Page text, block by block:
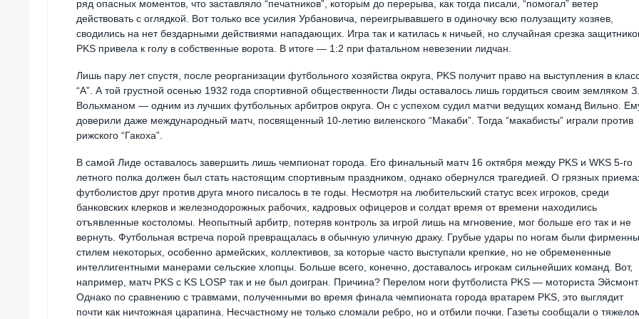
ряд опасных моментов, что заставляло “печатников”, которым до перерыва, как тогда писали, “помогал” ветер
действовать с оглядкой. Вот только все усилия Урбановича, переигрывавшего в одиночку всю полузащиту хозяев,
сводились на нет бездарными действиями нападающих. Игра так и катилась к ничьей, но случайная срезка
PKS привела к голу в собственные ворота. В итоге — 1:2 при фатальном невезении лидчан.
Лишь пару лет спустя, после реорганизации футбольного хозяйства округа, PKS получит право на выступления в
“А”. А той грустной осенью 1932 года спортивной общественности Лиды оставалось лишь гордиться своим земляком З.
Вольхманом — одним из лучших футбольных арбитров округа. Он с успехом судил матчи ведущих команд Вильно.
доверили даже международный матч, посвященный 10-летию виленского “Макаби”. Тогда “макабисты” играли против
рижского “Гакоха”.
В самой Лиде оставалось завершить лишь чемпионат города. Его финальный матч 16 октября между PKS и WKS 5-го
летного полка должен был стать настоящим спортивным праздником, однако обернулся трагедией. О грязных
футболистов друг против друга много писалось в те годы. Несмотря на любительский статус всех игроков, среди
банковских клерков и железнодорожных рабочих, кадровых офицеров и солдат время от времени находились
отъявленные костоломы. Неопытный арбитр, потеряв контроль за игрой лишь на мгновение, мог больше его так и не
вернуть. Футбольная встреча порой превращалась в обычную уличную драку. Грубые удары по ногам были
стилем некоторых, особенно армейских, коллективов, за которые часто выступали крепкие, но не обремененные
интеллигентными манерами сельские хлопцы. Больше всего, конечно, доставалось игрокам сильнейших команд. Вот,
например, матч PKS с KS LOSP так и не был доигран. Причина? Перелом ноги футболиста PKS — моториста
Однако по сравнению с травмами, полученными во время финала чемпионата города вратарем PKS, это выглядит
почти как ничтожная царапина. Несчастному не только сломали ребро, но и отбили почки. Газеты сообщали о